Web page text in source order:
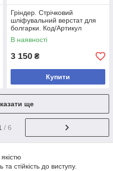
Гріндер. Стрічковий
шліфувальний верстат для
болгарки. Код/Артикул
В наявності
3 150 ₴
Купити
ще
/ 6
стійкість до виступу.